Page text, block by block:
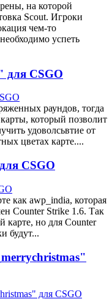
на которой
Scout. Игроки
чем-то
успеть
для CSGO
раундов, тогда
который позволит
удоволсьвтие от
цветах карте....
CSGO
как awp_india, которая
Counter Strike 1.6. Так
карте, но для Counter
будут...